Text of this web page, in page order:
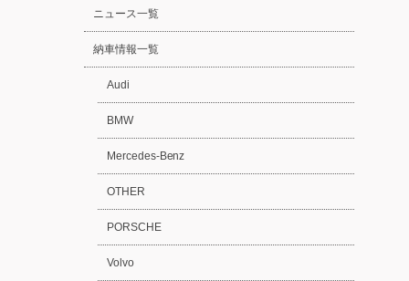
ニュース一覧
納車情報一覧
Audi
BMW
Mercedes-Benz
OTHER
PORSCHE
Volvo